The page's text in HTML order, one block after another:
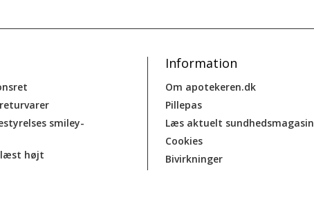
smiley-
læst højt
Information
Om apotekeren.dk
Pillepas
Læs aktuelt sundhedsmagasin
Cookies
Bivirkninger